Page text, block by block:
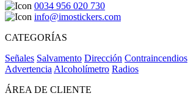
0034 956 020 730
info@imostickers.com
CATEGORÍAS
Señales Salvamento Dirección Contraincendios
Advertencia Alcoholímetro Radios
ÁREA DE CLIENTE